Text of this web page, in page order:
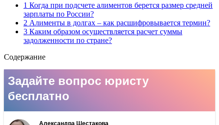
1 Когда при подсчете алиментов берется размер средней
зарплаты по России?
2 Алименты в долгах – как расшифровывается термин?
3 Каким образом осуществляется расчет суммы
задолженности по стране?
Содержание